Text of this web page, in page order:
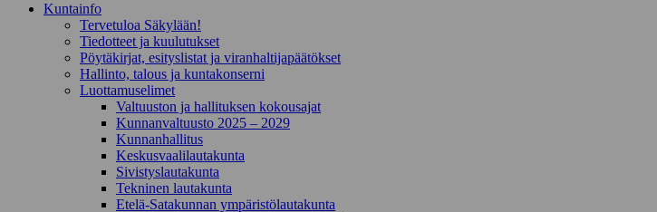
Kunta­info
Tervetuloa Säkylään!
Tiedotteet ja kuulutukset
Pöytäkirjat, esityslistat ja viranhaltijapäätökset
Hallinto, talous ja kuntakonserni
Luottamuselimet
Valtuuston ja hallituksen kokousajat
Kunnanvaltuusto 2025 – 2029
Kunnanhallitus
Keskusvaalilautakunta
Sivistyslautakunta
Tekninen lautakunta
Etelä-Satakunnan ympäristölautakunta